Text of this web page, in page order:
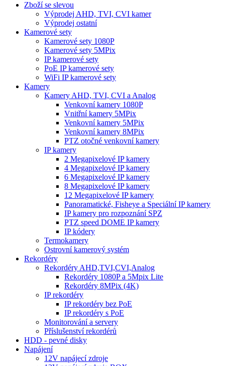
Zboží se slevou
Výprodej AHD, TVI, CVI kamer
Výprodej ostatní
Kamerové sety
Kamerové sety 1080P
Kamerové sety 5MPix
IP kamerové sety
PoE IP kamerové sety
WiFi IP kamerové sety
Kamery
Kamery AHD, TVI, CVI a Analog
Venkovní kamery 1080P
Vnitřní kamery 5MPix
Venkovní kamery 5MPix
Venkovní kamery 8MPix
PTZ otočné venkovní kamery
IP kamery
2 Megapixelové IP kamery
4 Megapixelové IP kamery
6 Megapixelové IP kamery
8 Megapixelové IP kamery
12 Megapixelové IP kamery
Panoramatické, Fisheye a Speciální IP kamery
IP kamery pro rozpoznání SPZ
PTZ speed DOME IP kamery
IP kódery
Termokamery
Ostrovní kamerový systém
Rekordéry
Rekordéry AHD,TVI,CVI,Analog
Rekordéry 1080P a 5Mpix Lite
Rekordéry 8MPix (4K)
IP rekordéry
IP rekordéry bez PoE
IP rekordéry s PoE
Monitorování a servery
Příslušenství rekordérů
HDD - pevné disky
Napájení
12V napájecí zdroje